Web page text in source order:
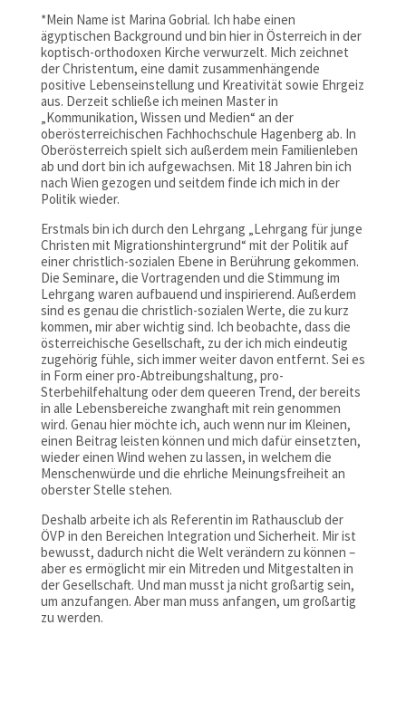
*Mein Name ist Marina Gobrial. Ich habe einen
ägyptischen Background und bin hier in Österreich in der
koptisch-orthodoxen Kirche verwurzelt. Mich zeichnet
der Christentum, eine damit zusammenhängende
positive Lebenseinstellung und Kreativität sowie Ehrgeiz
aus. Derzeit schließe ich meinen Master in
„Kommunikation, Wissen und Medien“ an der
oberösterreichischen Fachhochschule Hagenberg ab. In
Oberösterreich spielt sich außerdem mein Familienleben
ab und dort bin ich aufgewachsen. Mit 18 Jahren bin ich
nach Wien gezogen und seitdem finde ich mich in der
Politik wieder.
Erstmals bin ich durch den Lehrgang „Lehrgang für junge
Christen mit Migrationshintergrund“ mit der Politik auf
einer christlich-sozialen Ebene in Berührung gekommen.
Die Seminare, die Vortragenden und die Stimmung im
Lehrgang waren aufbauend und inspirierend. Außerdem
sind es genau die christlich-sozialen Werte, die zu kurz
kommen, mir aber wichtig sind. Ich beobachte, dass die
österreichische Gesellschaft, zu der ich mich eindeutig
zugehörig fühle, sich immer weiter davon entfernt. Sei es
in Form einer pro-Abtreibungshaltung, pro-
Sterbehilfehaltung oder dem queeren Trend, der bereits
in alle Lebensbereiche zwanghaft mit rein genommen
wird. Genau hier möchte ich, auch wenn nur im Kleinen,
einen Beitrag leisten können und mich dafür einsetzten,
wieder einen Wind wehen zu lassen, in welchem die
Menschenwürde und die ehrliche Meinungsfreiheit an
oberster Stelle stehen.
Deshalb arbeite ich als Referentin im Rathausclub der
ÖVP in den Bereichen Integration und Sicherheit. Mir ist
bewusst, dadurch nicht die Welt verändern zu können –
aber es ermöglicht mir ein Mitreden und Mitgestalten in
der Gesellschaft. Und man musst ja nicht großartig sein,
um anzufangen. Aber man muss anfangen, um großartig
zu werden.